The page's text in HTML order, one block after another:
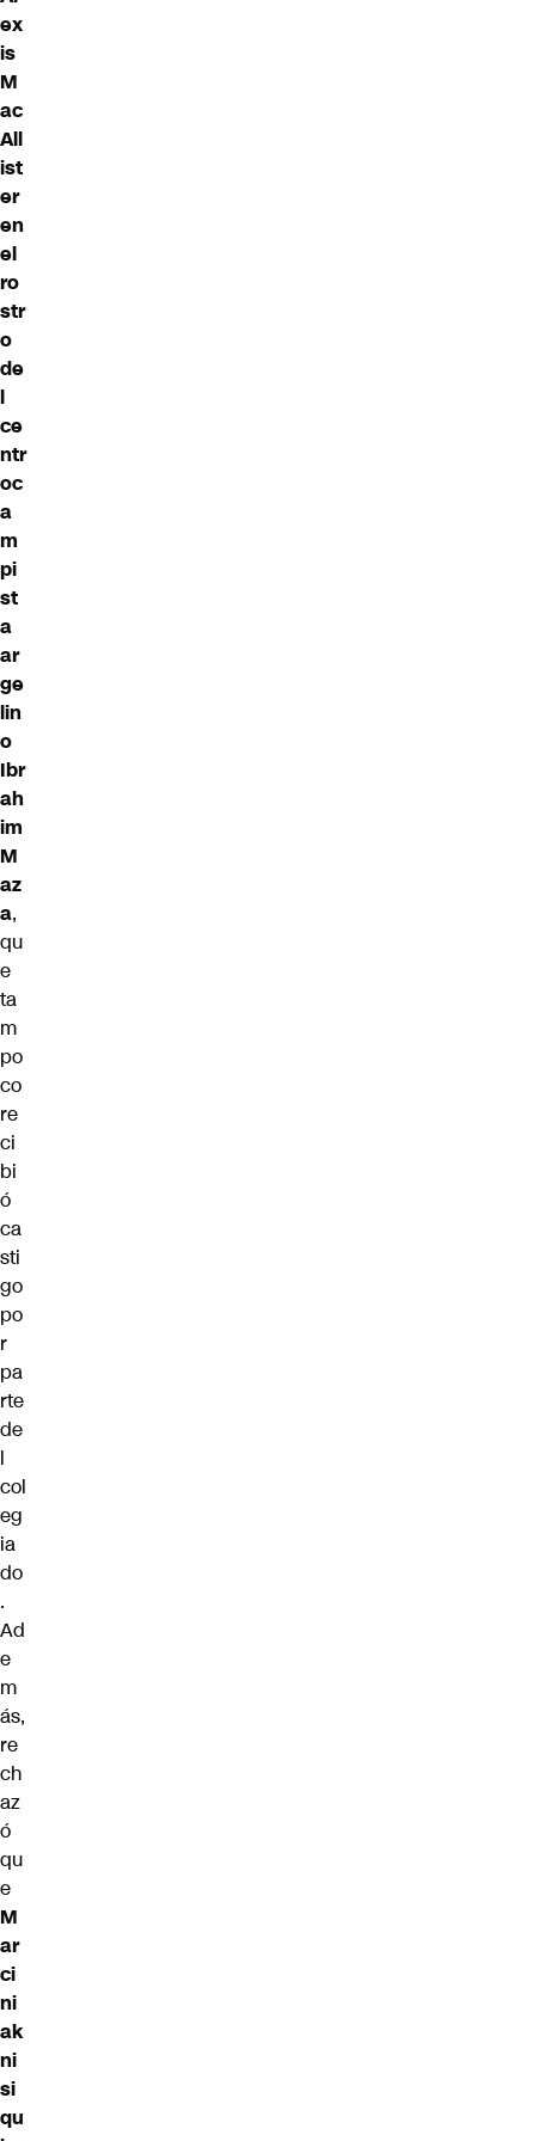
ex
is
M
ac
All
ist
er
en
el
ro
str
o
de
l
ce
ntr
oc
a
m
pi
st
a
ar
ge
lin
o
Ibr
ah
im
M
az
a,
qu
e
ta
m
po
co
re
ci
bi
ó
ca
sti
go
po
r
pa
rte
de
l
col
eg
ia
do
.
Ad
e
m
ás,
re
ch
az
ó
qu
e
M
ar
ci
ni
ak
ni
si
qu